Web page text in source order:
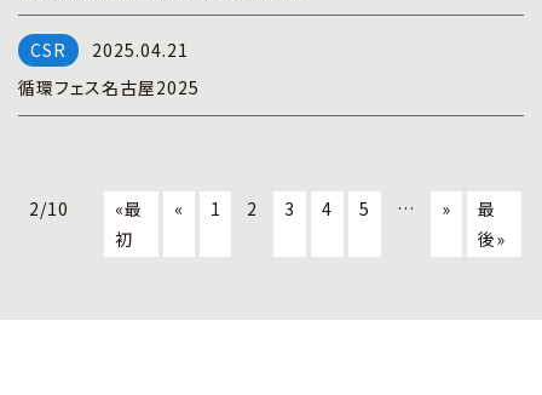
2025.04.21
循環フェス名古屋2025
2/10
«最
初
« 1 2 3 4 5 … »
最
後»